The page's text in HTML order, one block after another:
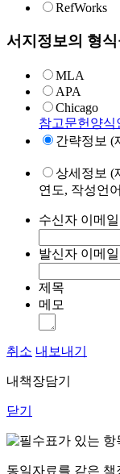
RefWorks
서지정보의 형
MLA
APA
Chicago
참고문헌양식
간략정보 (
상세정보 (
연도, 작성언
수신자 이메일
발신자 이메일
제목
메모
취소 내보내기
내책장담기
닫기
표가 있는
동일자료를 같은